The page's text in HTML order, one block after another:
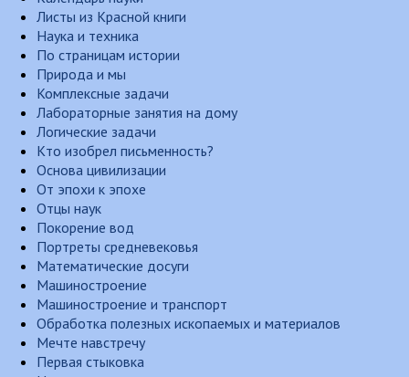
Листы из Красной книги
Наука и техника
По страницам истории
Природа и мы
Комплексные задачи
Лабораторные занятия на дому
Логические задачи
Кто изобрел письменность?
Основа цивилизации
От эпохи к эпохе
Отцы наук
Покорение вод
Портреты средневековья
Математические досуги
Машиностроение
Машиностроение и транспорт
Обработка полезных ископаемых и материалов
Мечте навстречу
Первая стыковка